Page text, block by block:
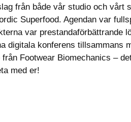
från både vår studio och vårt
Superfood. Agendan var
var prestandaförbättrande
digitala konferens tillsammans
Footwear Biomechanics –
med er!